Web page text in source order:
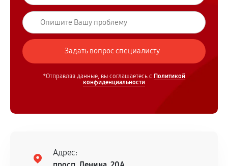
*Отправляя данные, вы соглашаетесь с Политикой
конфиденциальности
Адрес: